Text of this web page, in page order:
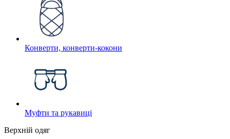
Конверти, конверти-кокони
Муфти та рукавиці
Верхній одяг